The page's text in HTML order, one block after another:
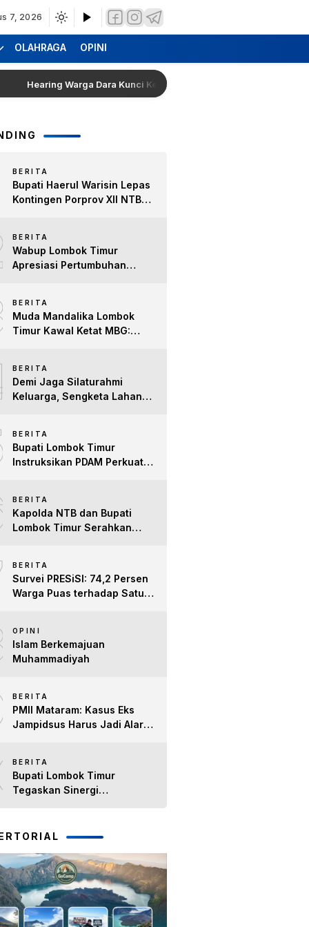
7, 2026
OLAHRAGA OPINI
Warga Dara Kunci Ke Pendopo Bupati Lombok Timur,
BERITA
Bupati Haerul Warisin Lepas
Kontingen Porprov XII NTB
untuk Lombok Timur
BERITA
Wabup Lombok Timur
Apresiasi Pertumbuhan
Difabel
BERITA
Muda Mandalika Lombok
Timur Kawal Ketat MBG:
BERITA
Demi Jaga Silaturahmi
Keluarga, Sengketa Lahan
BERITA
Bupati Lombok Timur
Instruksikan PDAM Perkuat
Terpenuhi
BERITA
Kapolda NTB dan Bupati
Lombok Timur Serahkan
Kepedulian Sosial
BERITA
Survei PRESiSI: 74,2 Persen
Warga Puas terhadap Satu
OPINI
Islam Berkemajuan
Muhammadiyah
BERITA
PMII Mataram: Kasus Eks
Jampidsus Harus Jadi Alarm
BERITA
Bupati Lombok Timur
Tegaskan Sinergi
dan Kapolres Lombok Timur